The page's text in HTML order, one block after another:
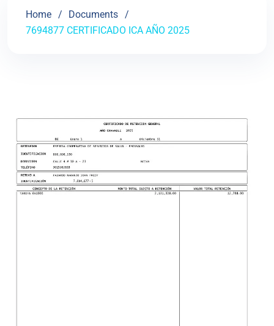
Home
Documents
7694877 CERTIFICADO ICA AÑO 2025